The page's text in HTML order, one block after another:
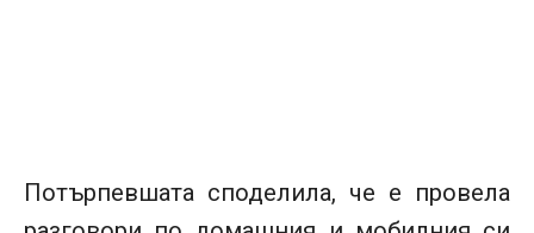
Потърпевшата споделила, че е провела